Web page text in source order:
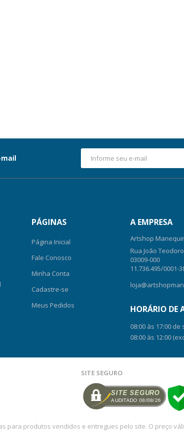
PÁGINAS
Página Inicial
Fale Conosco
Minha Conta
Cadastre-se
Meus Pedidos
A EMPRESA
Artshop
Rua João
03009-000
11.736.495/0001-
HORÁRIO DE
08:00 às 17:00
08:00 às 12:00
SITE SEGURO
SITE SEGURO
AUDITADO 08/08/26
para produtos vendidos e entregues pelo site. O preço